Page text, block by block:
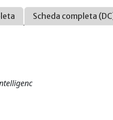
Scheda completa